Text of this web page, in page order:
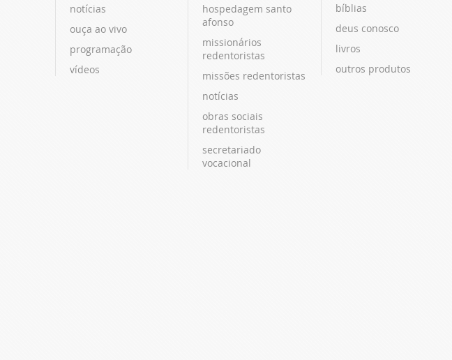
notícias
ouça ao vivo
programação
vídeos
hospedagem santo
afonso
missionários
redentoristas
missões redentoristas
notícias
obras sociais
redentoristas
secretariado
vocacional
bíblias
deus conosco
livros
outros produtos